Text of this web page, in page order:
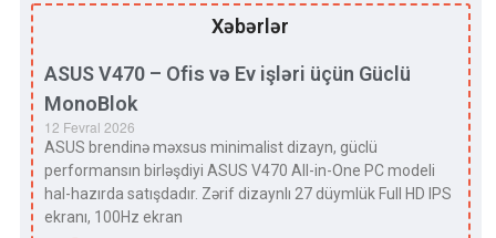
Xəbərlər
ASUS V470 – Ofis və Ev işləri üçün Güclü
MonoBlok
12 Fevral 2026
ASUS brendinə məxsus minimalist dizayn, güclü
performansın birləşdiyi ASUS V470 All-in-One PC modeli
hal-hazırda satışdadır. Zərif dizaynlı 27 düymlük Full HD IPS
ekranı, 100Hz ekran